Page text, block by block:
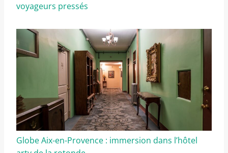
voyageurs pressés
Globe Aix-en-Provence : immersion dans l’hôtel